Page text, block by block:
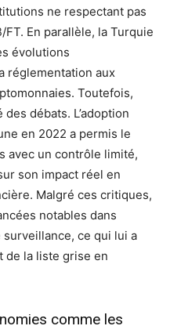
ne respectant pas
En parallèle, la Turquie
évolutions
réglementation aux
Toutefois,
débats. L’adoption
en 2022 a permis le
avec un contrôle limité,
son impact réel en
Malgré ces critiques,
notables dans
surveillance, ce qui lui a
la liste grise en
comme les